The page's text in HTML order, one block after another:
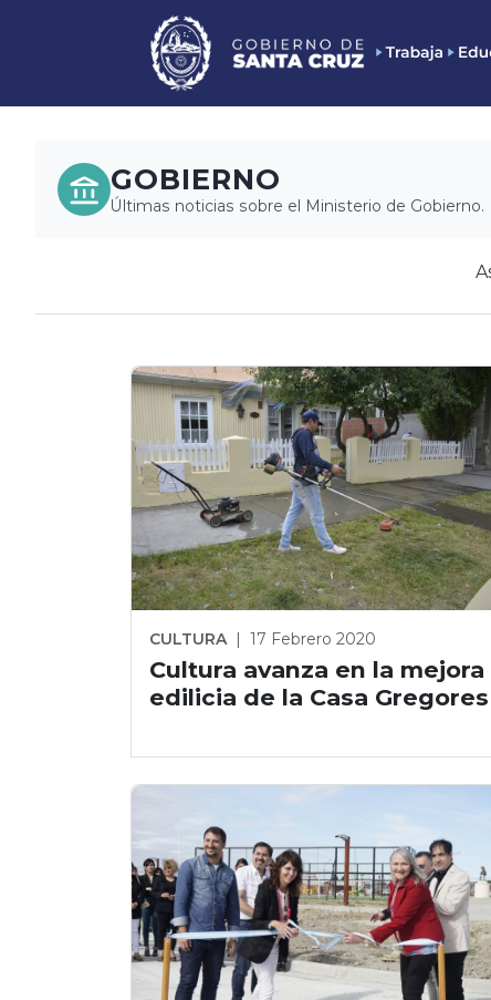
GOBIERNO
Últimas noticias sobre el Ministerio de Gobierno.
CULTURA | 17 Febrero 2020
Cultura avanza en la mejora
edilicia de la Casa Gregores